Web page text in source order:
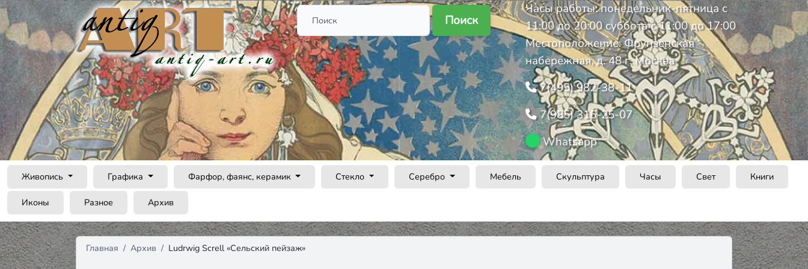
Поиск
Часы работы: понедельник-пятница с
11:00 до 20:00 суббота с 11:00 до 17:00
Местоположение: Фрунзенская
набережная, д. 48 г. Москва
7(495) 982-38-11
7(985) 316-25-07
Whatsapp
Живопись Графика Фарфор, фаянс, керамик Стекло Серебро Мебель Скульптура Часы Свет Книги
Иконы Разное Архив
Главная Архив Ludrwig Screll «Сельский пейзаж»